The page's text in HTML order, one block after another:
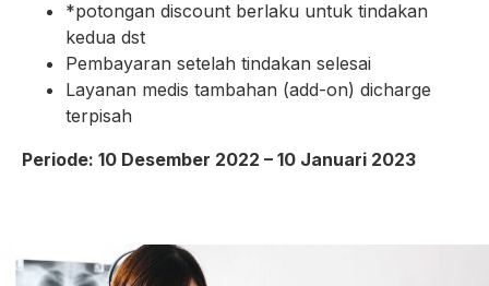
*potongan discount berlaku untuk tindakan
kedua dst
Pembayaran setelah tindakan selesai
Layanan medis tambahan (add-on) dicharge
terpisah
Periode: 10 Desember 2022 – 10 Januari 2023